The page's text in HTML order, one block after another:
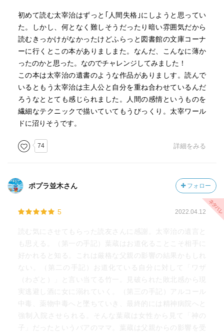
初めて読む太宰治はずっと｢人間失格｣にしようと思ってい
た。しかし、何となく難しそうだったり暗い雰囲気だから
読むきっかけがなかったけどふらっと図書館の文庫コーナ
ーに行くとこの本がありましまた。なんだ、こんなに薄か
ったのかと思った。なのでチャレンジしてみました！
この本は太宰治の遺書のような作品がありましす。読んで
いるともう太宰治は主人公と自分を重ね合わせているんだ
ろうなととても感じられました。人間の感情というものを
繊細なテクニックで描いていてもうびっくり。太宰ワール
ドに沼りそうです。
74 詳細をみる
ポプラ並木さん フォロー
5 2022.04.12
読む気にさせてもらった読友さんに感謝。太宰治の遺言と
も思える。（第一の手記）葉蔵はお道化ることこそ相手に
好かれると知る。これは厳格な父親の影響の結果かもしれ
ない。（第二の手記）お道化ている自分に対して「ワザ
（わざと）」と言い当てる竹一。見破られた敗北感から現
実逃避し酒に女に溺れていく。（第三の手記）アルコール
中毒、薬物中毒へと墜ちていき、最終的には精神病院へと
強制入院させられる。そんな葉蔵は女性から見て「神の
子」だったというバアのママ。葉蔵は父親からの影響を受